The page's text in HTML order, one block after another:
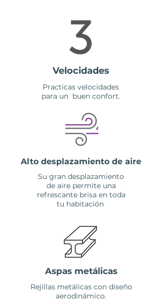
Velocidades
Practicas velocidades
para un buen confort.
Alto desplazamiento de aire
Su gran desplazamiento
de aire permite una
refrescante brisa en toda
tu habitación
Aspas metálicas
Rejillas metálicas con diseño
aerodinámico.